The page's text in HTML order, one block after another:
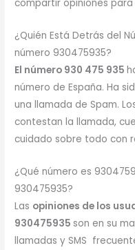
compartir opiniones
¿Quién Está Detrás del
número 930475935?
El número 930 475 935
número de España. Ha
una llamada de Spam.
contestan la llamada,
cuidado sobre todo con
¿Qué número es
930475935?
Las opiniones de los
930475935 son en su
llamadas y SMS